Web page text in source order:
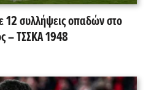
συλλήψεις οπαδών στο
– ΤΣΣΚΑ 1948